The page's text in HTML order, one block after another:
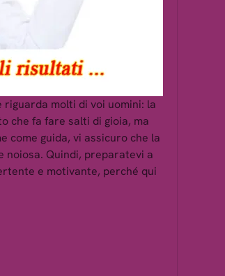
molti di voi uomini: la
che fa fare salti di gioia, ma
come guida, vi assicuro che la
Quindi, preparatevi a
e motivante, perché qui